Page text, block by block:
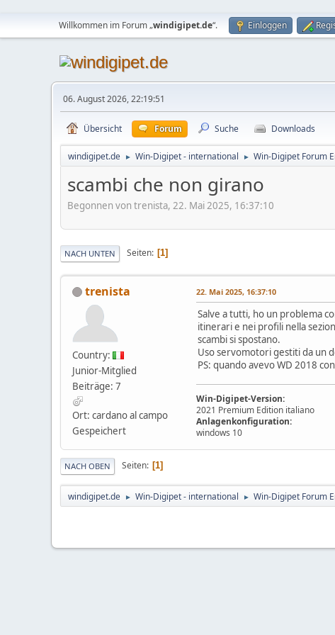
Willkommen im Forum „windigipet.de“. Einloggen
06. August 2026, 22:19:51
Übersicht Forum Suche Downloads
windigipet.de ► Win-Digipet - international ► Win-Digipet Forum
scambi che non girano
Begonnen von trenista, 22. Mai 2025, 16:37:10
NACH UNTEN Seiten 1
trenista
Country:
Junior-Mitglied
Beiträge: 7
Ort: cardano al campo
Gespeichert
22. Mai 2025, 16:37:10
Salve a tutti, ho un problema
itinerari e nei profili nella
scambi si spostano.
Uso servomotori gestiti da un
PS: quando avevo WD 2018
Win-Digipet-Version:
2021 Premium Edition italiano
Anlagenkonfiguration:
windows 10
NACH OBEN Seiten 1
windigipet.de ► Win-Digipet - international ► Win-Digipet Forum